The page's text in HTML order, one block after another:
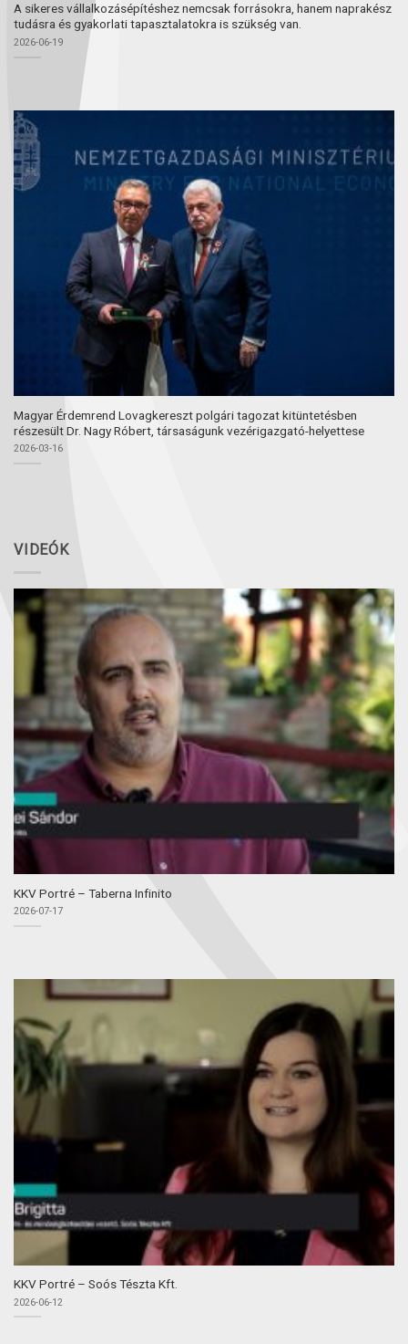
A sikeres vállalkozásépítéshez nemcsak forrásokra, hanem naprakész
tudásra és gyakorlati tapasztalatokra is szükség van.
2026-06-19
Magyar Érdemrend Lovagkereszt polgári tagozat kitüntetésben
részesült Dr. Nagy Róbert, társaságunk vezérigazgató-helyettese
2026-03-16
VIDEÓK
KKV Portré – Taberna Infinito
2026-07-17
KKV Portré – Soós Tészta Kft.
2026-06-12